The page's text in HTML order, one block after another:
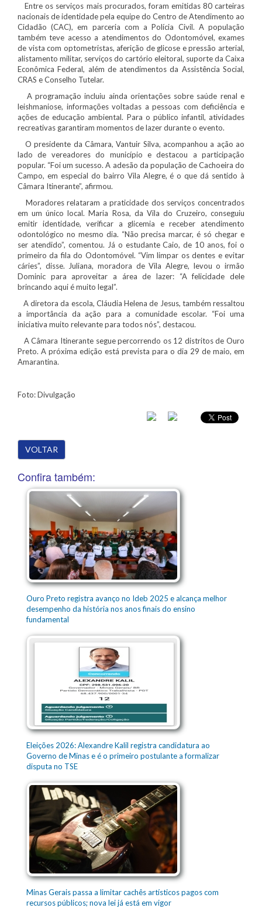
Entre os serviços mais procurados, foram emitidas 80 carteiras
nacionais de identidade pela equipe do Centro de Atendimento ao
Cidadão (CAC), em parceria com a Polícia Civil. A população
também teve acesso a atendimentos do Odontomóvel, exames
de vista com optometristas, aferição de glicose e pressão arterial,
alistamento militar, serviços do cartório eleitoral, suporte da Caixa
Econômica Federal, além de atendimentos da Assistência Social,
CRAS e Conselho Tutelar.
A programação incluiu ainda orientações sobre saúde renal e
leishmaniose, informações voltadas a pessoas com deficiência e
ações de educação ambiental. Para o público infantil, atividades
recreativas garantiram momentos de lazer durante o evento.
O presidente da Câmara, Vantuir Silva, acompanhou a ação ao
lado de vereadores do município e destacou a participação
popular. “Foi um sucesso. A adesão da população de Cachoeira do
Campo, em especial do bairro Vila Alegre, é o que dá sentido à
Câmara Itinerante”, afirmou.
Moradores relataram a praticidade dos serviços concentrados
em um único local. Maria Rosa, da Vila do Cruzeiro, conseguiu
emitir identidade, verificar a glicemia e receber atendimento
odontológico no mesmo dia. “Não precisa marcar, é só chegar e
ser atendido”, comentou. Já o estudante Caio, de 10 anos, foi o
primeiro da fila do Odontomóvel. “Vim limpar os dentes e evitar
cáries”, disse. Juliana, moradora de Vila Alegre, levou o irmão
Dominic para aproveitar a área de lazer: “A felicidade dele
brincando aqui é muito legal”.
A diretora da escola, Cláudia Helena de Jesus, também ressaltou
a importância da ação para a comunidade escolar. “Foi uma
iniciativa muito relevante para todos nós”, destacou.
A Câmara Itinerante segue percorrendo os 12 distritos de Ouro
Preto. A próxima edição está prevista para o dia 29 de maio, em
Amarantina.
Foto: Divulgação
VOLTAR
Confira também:
Ouro Preto registra avanço no Ideb 2025 e alcança melhor
desempenho da história nos anos finais do ensino
fundamental
Eleições 2026: Alexandre Kalil registra candidatura ao
Governo de Minas e é o primeiro postulante a formalizar
disputa no TSE
Minas Gerais passa a limitar cachês artísticos pagos com
recursos públicos; nova lei já está em vigor